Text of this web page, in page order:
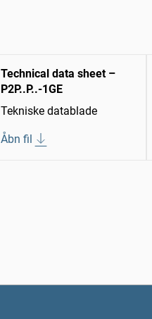
Technical data sheet –
P2P..P..-1GE
Tekniske datablade
Åbn fil